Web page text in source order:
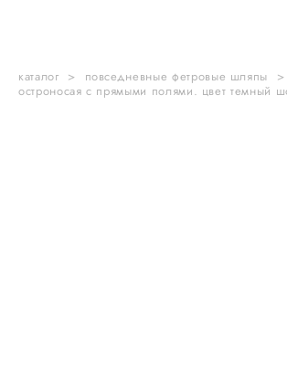
каталог > повседневные фетровые шляпы >
остроносая с прямыми полями. цвет темный